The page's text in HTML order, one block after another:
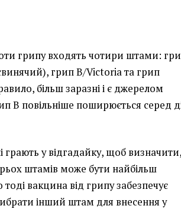
грипу входять чотири штами:
грип B/Victoria та грип
більш заразні і є джерелом
B повільніше поширюється серед
у відгадайку, щоб
штамів може бути найбільш
вакцина від грипу забезпечує
інший штам для внесення у